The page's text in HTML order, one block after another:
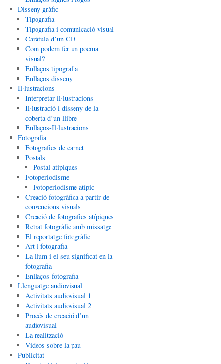
Disseny gràfic
Tipografia
Tipografia i comunicació visual
Caràtula d’un CD
Com podem fer un poema
visual?
Enllaços tipografia
Enllaços disseny
Il·lustracions
Interpretar il·lustracions
Il·lustració i disseny de la
coberta d’un llibre
Enllaços-Il·lustracions
Fotografia
Fotografies de carnet
Postals
Postal atípiques
Fotoperiodisme
Fotoperiodisme atípic
Creació fotogràfica a partir de
convencions visuals
Creació de fotografies atípiques
Retrat fotogràfic amb missatge
El reportatge fotogràfic
Art i fotografia
La llum i el seu significat en la
fotografia
Enllaços-fotografia
Llenguatge audiovisual
Activitats audiovisual 1
Activitats audiovisual 2
Procés de creació d’un
audiovisual
La realització
Vídeos sobre la pau
Publicitat